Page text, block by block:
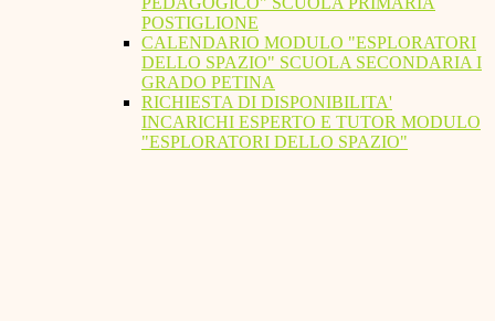
POSTIGLIONE
CALENDARIO MODULO "ESPLORATORI
DELLO SPAZIO" SCUOLA SECONDARIA I
GRADO PETINA
RICHIESTA DI DISPONIBILITA'
INCARICHI ESPERTO E TUTOR MODULO
"ESPLORATORI DELLO SPAZIO"